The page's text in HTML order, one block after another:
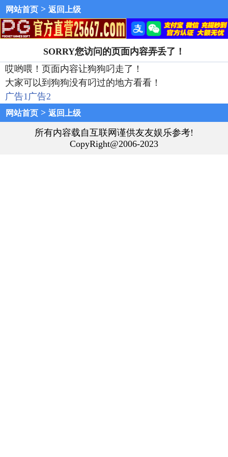
网站首页 > 返回上级
SORRY您访问的页面内容弄丢了！
哎哟喂！页面内容让狗狗叼走了！
大家可以到狗狗没有叼过的地方看看！
广告1广告2
网站首页 > 返回上级
所有内容载自互联网谨供友友娱乐参考!
CopyRight@2006-2023